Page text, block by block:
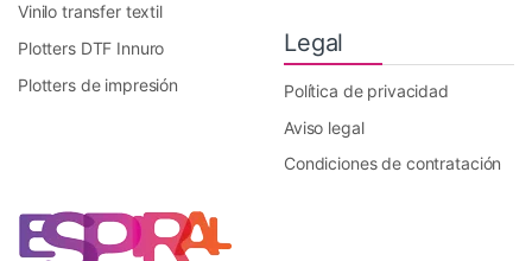
Vinilo transfer textil
Plotters DTF Innuro
Plotters de impresión
Legal
Política de privacidad
Aviso legal
Condiciones de contratación